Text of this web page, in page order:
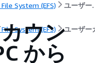
System (EFS) ユ
System (EFS) ユーザー
ウン
から